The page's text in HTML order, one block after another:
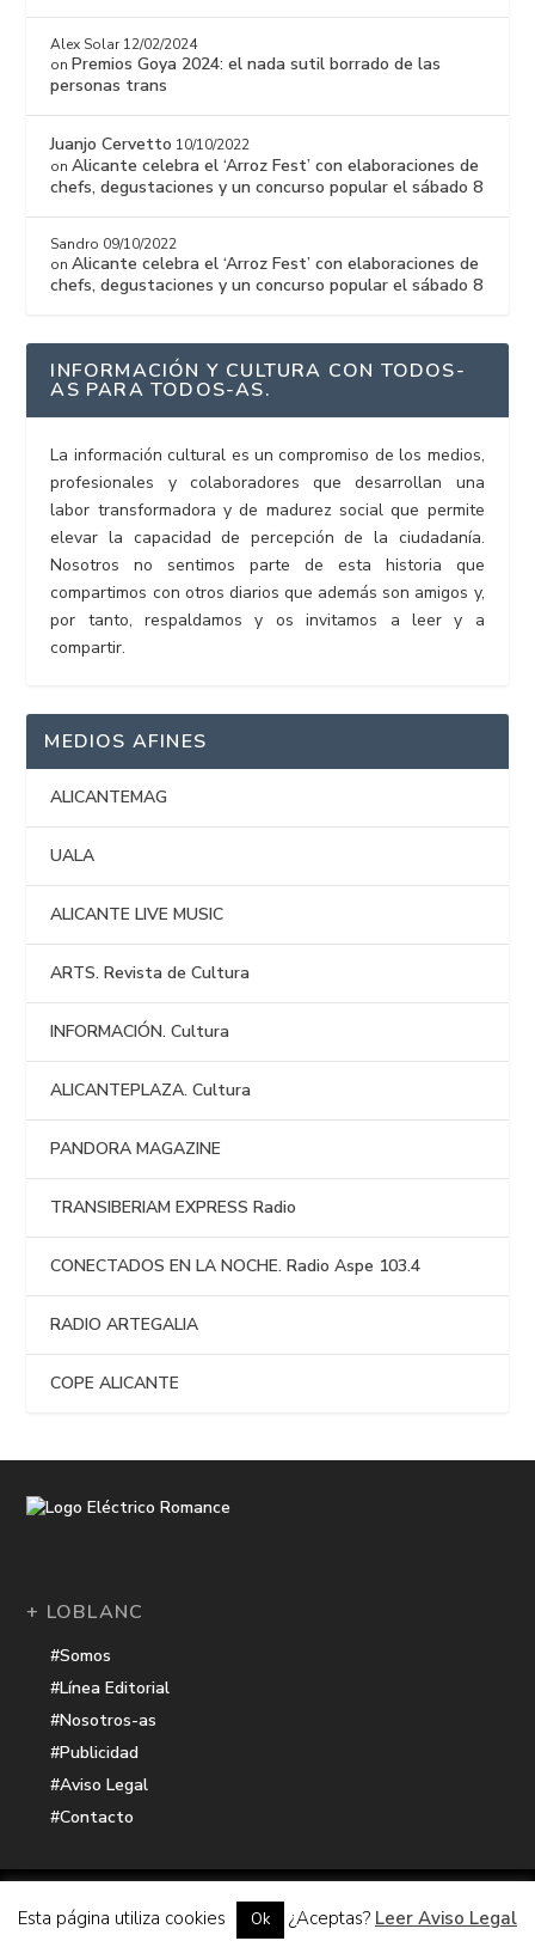
Alex Solar 12/02/2024
on Premios Goya 2024: el nada sutil borrado de las
personas trans
Juanjo Cervetto 10/10/2022
onAlicante celebra el ‘Arroz Fest’ con elaboraciones de
chefs, degustaciones y un concurso popular el sábado 8
Sandro 09/10/2022
onAlicante celebra el ‘Arroz Fest’ con elaboraciones de
chefs, degustaciones y un concurso popular el sábado 8
INFORMACIÓN Y CULTURA CON TODOS-
AS PARA TODOS-AS.
La información cultural es un compromiso de los medios,
profesionales y colaboradores que desarrollan una
labor transformadora y de madurez social que permite
elevar la capacidad de percepción de la ciudadanía.
Nosotros no sentimos parte de esta historia que
compartimos con otros diarios que además son amigos y,
por tanto, respaldamos y os invitamos a leer y a
compartir.
MEDIOS AFINES
ALICANTEMAG
UALA
ALICANTE LIVE MUSIC
ARTS. Revista de Cultura
INFORMACIÓN. Cultura
ALICANTEPLAZA. Cultura
PANDORA MAGAZINE
TRANSIBERIAM EXPRESS Radio
CONECTADOS EN LA NOCHE. Radio Aspe 103.4
RADIO ARTEGALIA
COPE ALICANTE
+ LOBLANC
#Somos
#Línea Editorial
#Nosotros-as
#Publicidad
#Aviso Legal
#Contacto
Electrico Romance
Hacker Harbor
Esta página utiliza cookies Ok ¿Aceptas? Leer Aviso Legal